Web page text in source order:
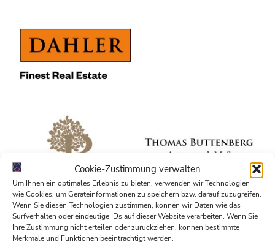
Cookie-Zustimmung verwalten
Um Ihnen ein optimales Erlebnis zu bieten, verwenden wir Technologien
wie Cookies, um Geräteinformationen zu speichern bzw. darauf zuzugreifen.
Wenn Sie diesen Technologien zustimmen, können wir Daten wie das
Surfverhalten oder eindeutige IDs auf dieser Website verarbeiten. Wenn Sie
Ihre Zustimmung nicht erteilen oder zurückziehen, können bestimmte
Merkmale und Funktionen beeinträchtigt werden.